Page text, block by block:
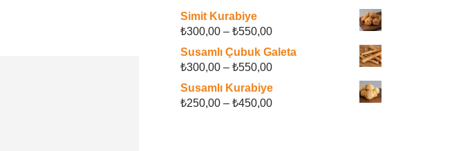
Simit Kurabiye
₺300,00 – ₺550,00
Susamlı Çubuk Galeta
₺300,00 – ₺550,00
Susamlı Kurabiye
₺250,00 – ₺450,00